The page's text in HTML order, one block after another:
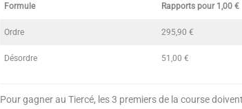
Formule Rapports pour 1,00 €
Ordre 295,90 €
Désordre 51,00 €
Pour gagner au Tiercé, les 3 premiers de la course